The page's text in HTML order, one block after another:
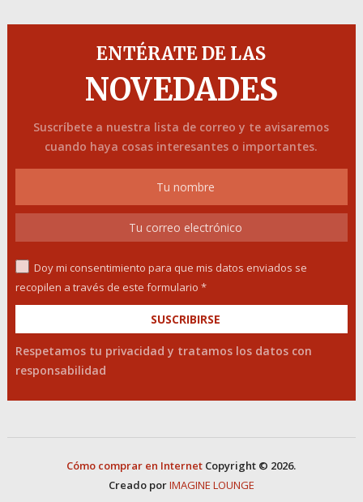
ENTÉRATE DE LAS
NOVEDADES
Suscríbete a nuestra lista de correo y te avisaremos
cuando haya cosas interesantes o importantes.
Doy mi consentimiento para que mis datos enviados se
recopilen a través de este formulario *
Respetamos tu privacidad y tratamos los datos con
responsabilidad
Cómo comprar en Internet Copyright © 2026.
Creado porIMAGINE LOUNGE